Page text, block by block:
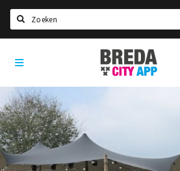
Home
Agenda
Deals
Party pics
Nieuws, interviews & blogs
Breda
City
App